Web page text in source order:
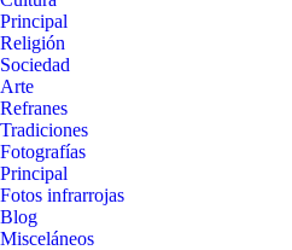
Principal
Religión
Sociedad
Arte
Refranes
Tradiciones
Fotografías
Principal
Fotos infrarrojas
Blog
Misceláneos